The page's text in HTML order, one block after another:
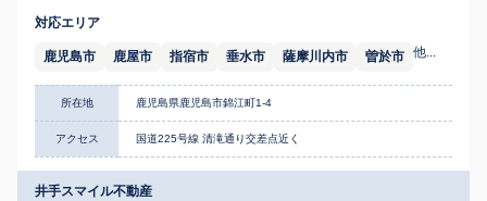
対応エリア
鹿児島市 鹿屋市 指宿市 垂水市 薩摩川内市 曽於市 他...
所在地 鹿児島県鹿児島市錦江町1-4
アクセス 国道225号線 清滝通り交差点近く
井手スマイル不動産